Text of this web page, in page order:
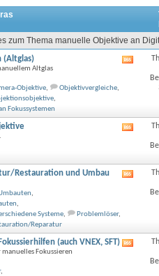
zum Thema manuelle Objektive an
(Altglas)
Altglas
Objektive, Objektivvergleiche,
,
Fokussystemen
dieses
dieses
Restauration und Umbau
,
,
Systeme, Problemlöser,
Reparatur
dieses
(auch VNEX, SFT)
Fokussieren
,
dieses